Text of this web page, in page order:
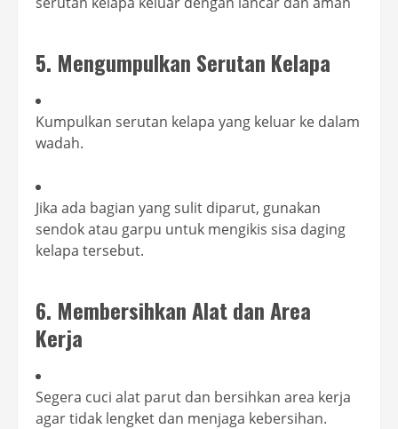
5. Mengumpulkan Serutan Kelapa
Kumpulkan serutan kelapa yang keluar ke dalam
wadah.
Jika ada bagian yang sulit diparut, gunakan
sendok atau garpu untuk mengikis sisa daging
kelapa tersebut.
6. Membersihkan Alat dan Area
Kerja
Segera cuci alat parut dan bersihkan area kerja
agar tidak lengket dan menjaga kebersihan.